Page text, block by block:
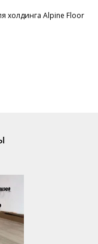
холдинга Alpine Floor